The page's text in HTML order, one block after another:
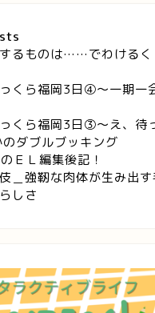
るものは……でわけるく
くら福岡3日④～一期一
くら福岡3日③～え、待
ダブルブッキング
ＥＬ編集後記！
＿強靭な肉体が生み出す
しさ